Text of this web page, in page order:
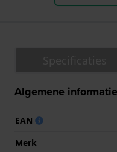
Algemene informatie
EAN
Merk